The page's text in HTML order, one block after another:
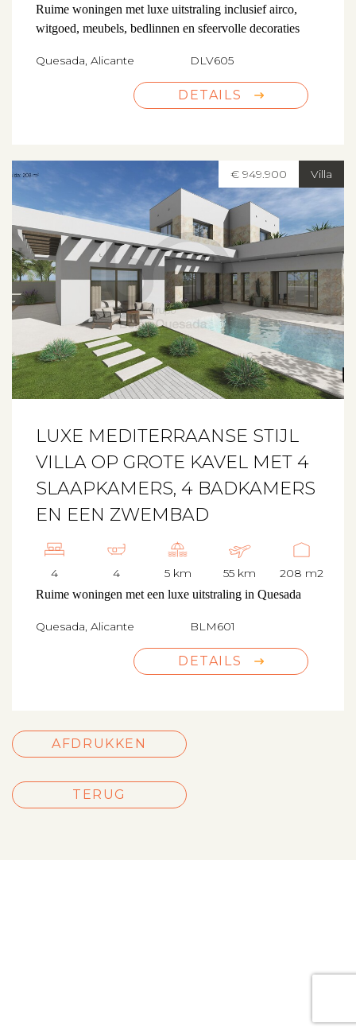
Ruime woningen met luxe uitstraling inclusief airco,
witgoed, meubels, bedlinnen en sfeervolle decoraties
Quesada, Alicante DLV605
DETAILS
Villa
€ 949.900
LUXE MEDITERRAANSE STIJL
VILLA OP GROTE KAVEL MET 4
SLAAPKAMERS, 4 BADKAMERS
EN EEN ZWEMBAD
4 4 5 km 55 km 208 m2
Ruime woningen met een luxe uitstraling in Quesada
Quesada, Alicante BLM601
DETAILS
AFDRUKKEN
TERUG